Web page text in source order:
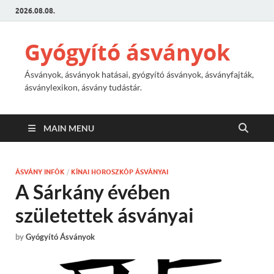
2026.08.08.
Gyógyító ásványok
Ásványok, ásványok hatásai, gyógyító ásványok, ásványfajták,
ásványlexikon, ásvány tudástár.
MAIN MENU
ÁSVÁNY INFÓK / KÍNAI HOROSZKÓP ÁSVÁNYAI
A Sárkány évében
születettek ásványai
byGyógyító Ásványok